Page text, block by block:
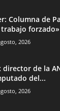
Columna de
forzado»
2026
director de la
del...
2026